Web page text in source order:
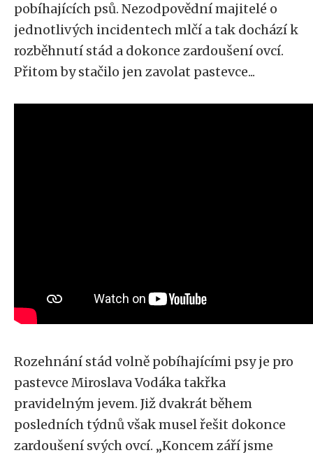
pobíhajících psů. Nezodpovědní majitelé o
jednotlivých incidentech mlčí a tak dochází k
rozběhnutí stád a dokonce zardoušení ovcí.
Přitom by stačilo jen zavolat pastevce...
Rozehnání stád volně pobíhajícími psy je pro
pastevce Miroslava Vodáka takřka
pravidelným jevem. Již dvakrát během
posledních týdnů však musel řešit dokonce
zardoušení svých ovcí. „Koncem září jsme